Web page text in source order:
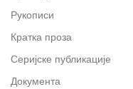
Рукописи
Кратка проза
Серијске публикације
Документа